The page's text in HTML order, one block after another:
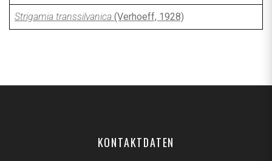
Strigamia transsilvanica (Verhoeff, 1928)
KONTAKTDATEN